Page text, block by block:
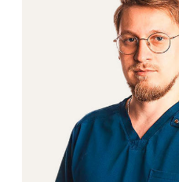
Попов Максим Андреевич
Врач стоматолог-ортодонт.